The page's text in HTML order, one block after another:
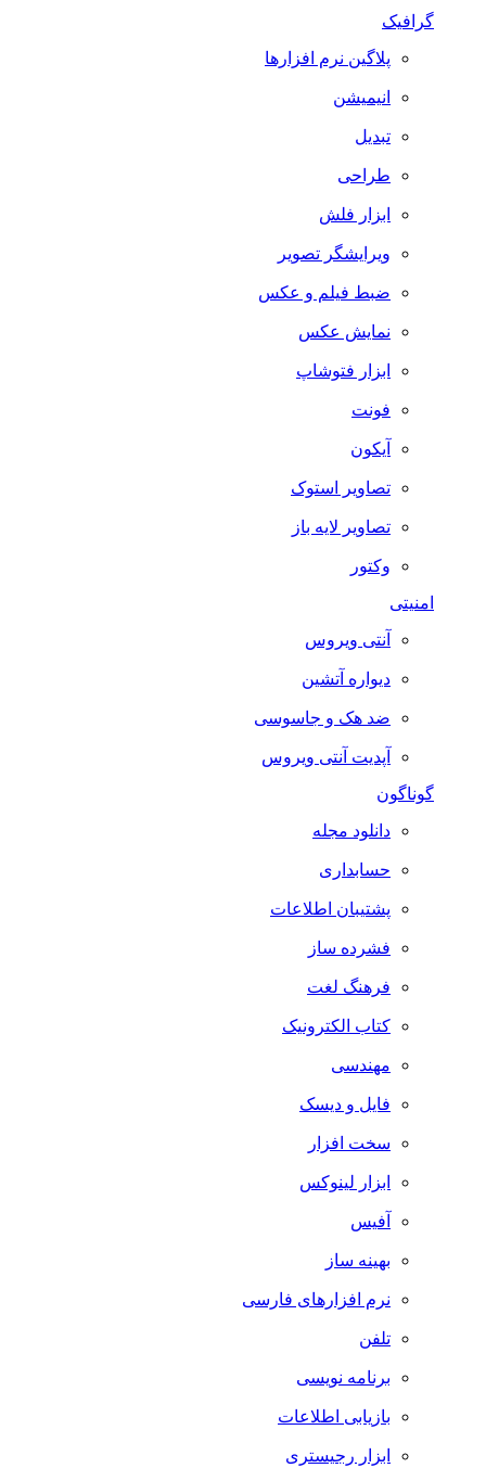
گرافیک
پلاگین نرم افزارها
انیمیشن
تبدیل
طراحی
ابزار فلش
ویرایشگر تصویر
ضبط فيلم و عكس
نمایش عکس
ابزار فتوشاپ
فونت
آیکون
تصاویر استوک
تصاویر لایه باز
وکتور
امنیتی
آنتی ویروس
دیواره آتشین
ضد هک و جاسوسی
آپدیت آنتی ویروس
گوناگون
دانلود مجله
حسابداری
پشتیبان اطلاعات
فشرده ساز
فرهنگ لغت
کتاب الکترونیک
مهندسی
فایل و دیسک
سخت افزار
ابزار لینوکس
آفیس
بهینه ساز
نرم افزارهای فارسی
تلفن
برنامه نویسی
بازیابی اطلاعات
ابزار رجیستری